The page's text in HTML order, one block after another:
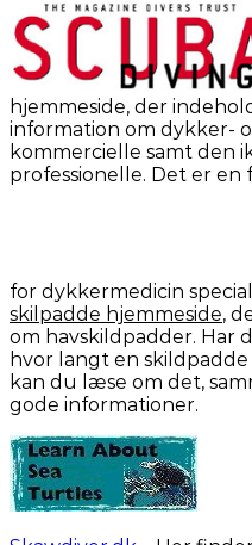
hjemmeside, der
information om dykker-
kommercielle samt den
professionelle. Det er
for dykkermedicin
skilpadde hjemmeside,
om havskildpadder. Har
hvor langt en
kan du læse om det,
gode informationer.